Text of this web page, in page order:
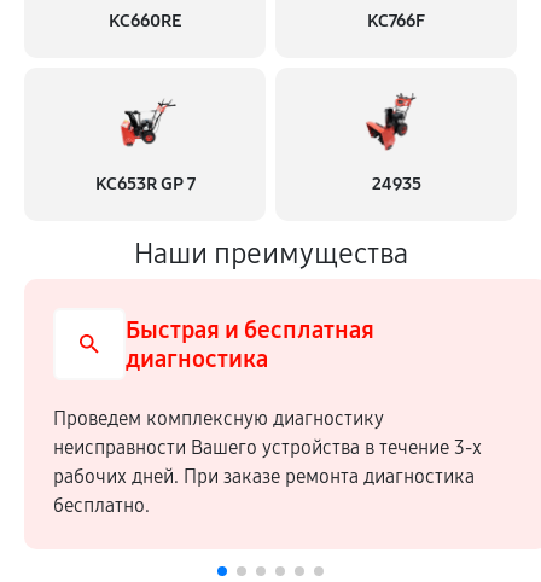
KC660RE KC766F
KC653R GP 7 24935
Наши преимущества
Быстрая и бесплатная
диагностика
Проведем комплексную диагностику
неисправности Вашего устройства в течение 3-х
рабочих дней. При заказе ремонта диагностика
бесплатно.